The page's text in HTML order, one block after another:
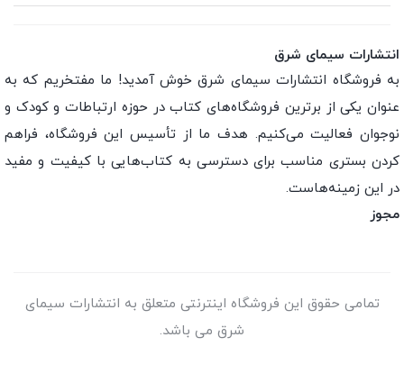
انتشارات سیمای شرق
به فروشگاه انتشارات سیمای شرق خوش آمدید! ما مفتخریم که به
عنوان یکی از برترین فروشگاه‌های کتاب در حوزه ارتباطات و کودک و
نوجوان فعالیت می‌کنیم. هدف ما از تأسیس این فروشگاه، فراهم
کردن بستری مناسب برای دسترسی به کتاب‌هایی با کیفیت و مفید
در این زمینه‌هاست.
مجوز
تمامی حقوق این فروشگاه اینترنتی متعلق به انتشارات سیمای
شرق می باشد.